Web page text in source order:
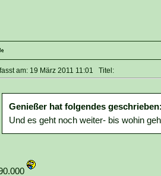
am: 19 März 2011 11:01 Titel:
Genießer hat folgendes
Und es geht noch weiter- bis wohin